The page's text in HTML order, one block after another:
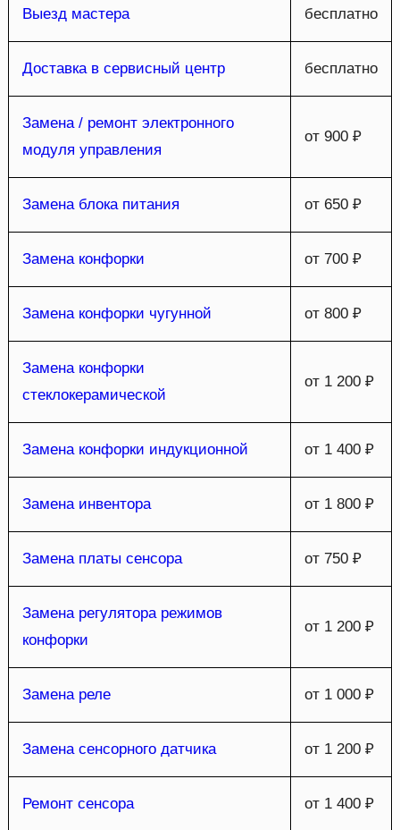
Выезд мастера бесплатно
Доставка в сервисный центр бесплатно
Замена / ремонт электронного
модуля управления
от 900 ₽
Замена блока питания от 650 ₽
Замена конфорки от 700 ₽
Замена конфорки чугунной от 800 ₽
Замена конфорки
стеклокерамической
от 1 200 ₽
Замена конфорки индукционной от 1 400 ₽
Замена инвентора от 1 800 ₽
Замена платы сенсора от 750 ₽
Замена регулятора режимов
конфорки
от 1 200 ₽
Замена реле от 1 000 ₽
Замена сенсорного датчика от 1 200 ₽
Ремонт сенсора от 1 400 ₽